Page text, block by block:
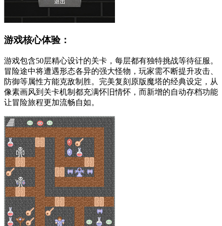
游戏核心体验：
游戏包含50层精心设计的关卡，每层都有独特挑战等待征服。
冒险途中将遭遇形态各异的强大怪物，玩家需不断提升攻击、
防御等属性方能克敌制胜。完美复刻原版魔塔的经典设定，从
像素画风到关卡机制都充满怀旧情怀，而新增的自动存档功能
让冒险旅程更加流畅自如。